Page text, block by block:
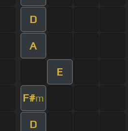
D
A
E
F#m
D